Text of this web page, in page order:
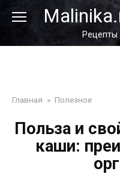
Перейти
контенту
Главная » Полезное
Польза и
каши: